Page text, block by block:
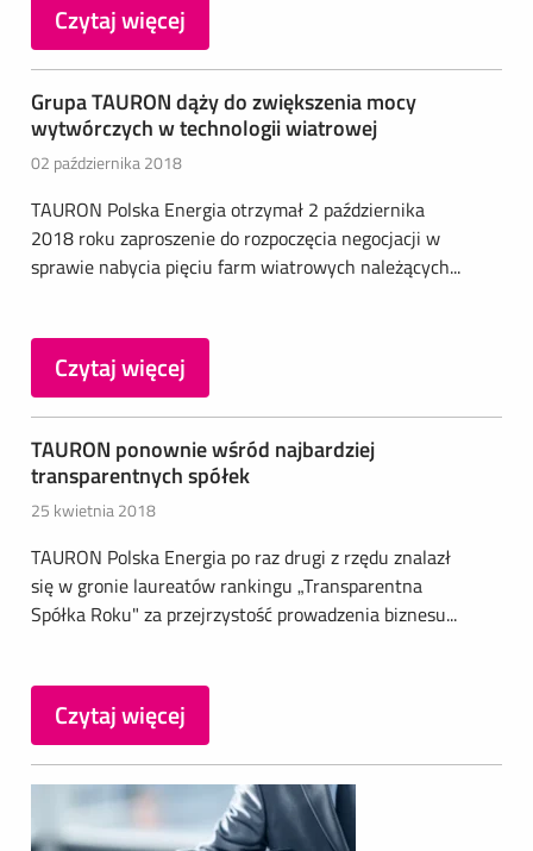
Czytaj więcej
Grupa TAURON dąży do zwiększenia mocy
wytwórczych w technologii wiatrowej
02 października 2018
TAURON Polska Energia otrzymał 2 października
2018 roku zaproszenie do rozpoczęcia negocjacji w
sprawie nabycia pięciu farm wiatrowych należących...
Czytaj więcej
TAURON ponownie wśród najbardziej
transparentnych spółek
25 kwietnia 2018
TAURON Polska Energia po raz drugi z rzędu znalazł
się w gronie laureatów rankingu „Transparentna
Spółka Roku" za przejrzystość prowadzenia biznesu...
Czytaj więcej